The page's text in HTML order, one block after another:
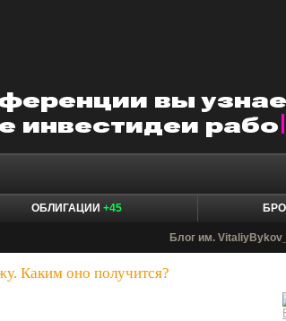
ОБЛИГАЦИИ +45
Блог им.
Каким оно получится?